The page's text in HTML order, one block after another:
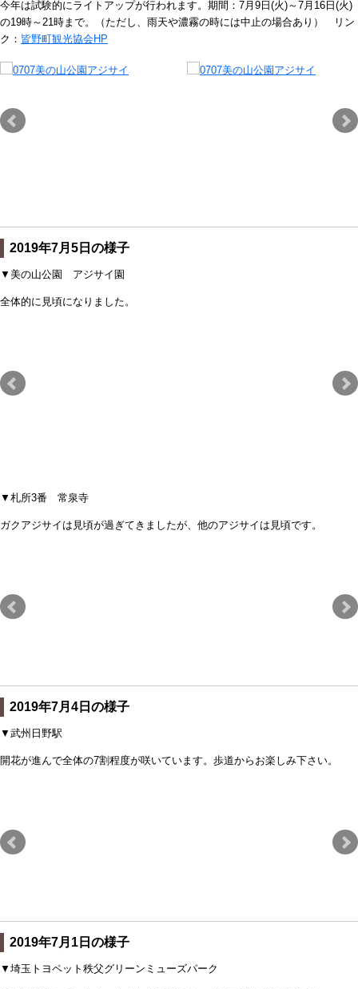
今年は試験的にライトアップが行われます。期間：7月9日(火)～7月16日(火)
の19時～21時まで。（ただし、雨天や濃霧の時には中止の場合あり） リン
ク： 皆野町観光協会HP
2019年7月5日の様子
▼美の山公園 アジサイ園
全体的に見頃になりました。
▼札所3番 常泉寺
ガクアジサイは見頃が過ぎてきましたが、他のアジサイは見頃です。
2019年7月4日の様子
▼武州日野駅
開花が進んで全体の7割程度が咲いています。歩道からお楽しみ下さい。
2019年7月1日の様子
▼埼玉トヨペット秩父グリーンミューズパーク